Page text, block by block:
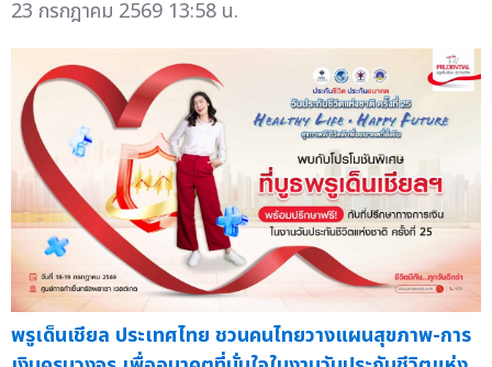
23 กรกฎาคม 2569 13:58 น.
พรูเด็นเชียล ประเทศไทย ชวนคนไทยวางแผนสุขภาพ-การ